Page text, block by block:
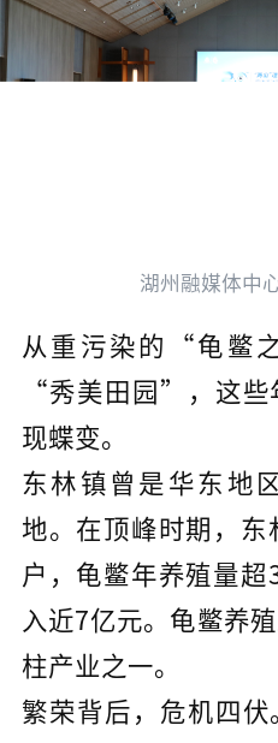
湖州融媒体中
从重污染的“龟鳖
“秀美田园”，这些
现蝶变。
东林镇曾是华东地
地。在顶峰时期，东
户，龟鳖年养殖量超
入近7亿元。龟鳖养
柱产业之一。
繁荣背后，危机四